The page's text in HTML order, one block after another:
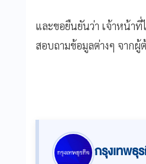
และขอยืนยันว่า เจ้าหน้าที่
สอบถามข้อมูลต่างๆ จากผู้
กรุงเทพธุ